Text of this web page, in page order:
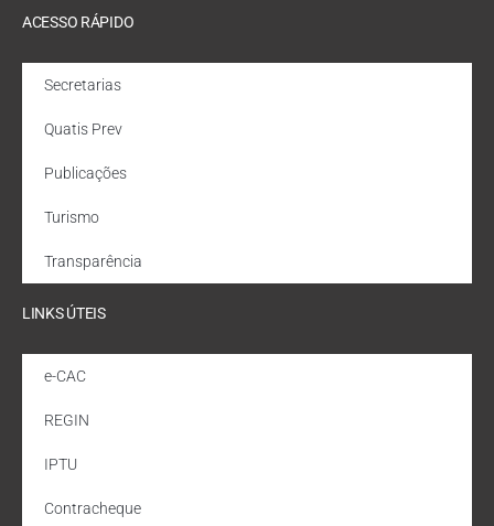
ACESSO RÁPIDO
Secretarias
Quatis Prev
Publicações
Turismo
Transparência
LINKS ÚTEIS
e-CAC
REGIN
IPTU
Contracheque